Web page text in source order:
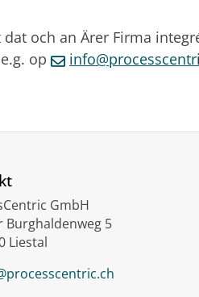
och an Ärer Firma
op
GmbH
Burghaldenweg 5
Liestal